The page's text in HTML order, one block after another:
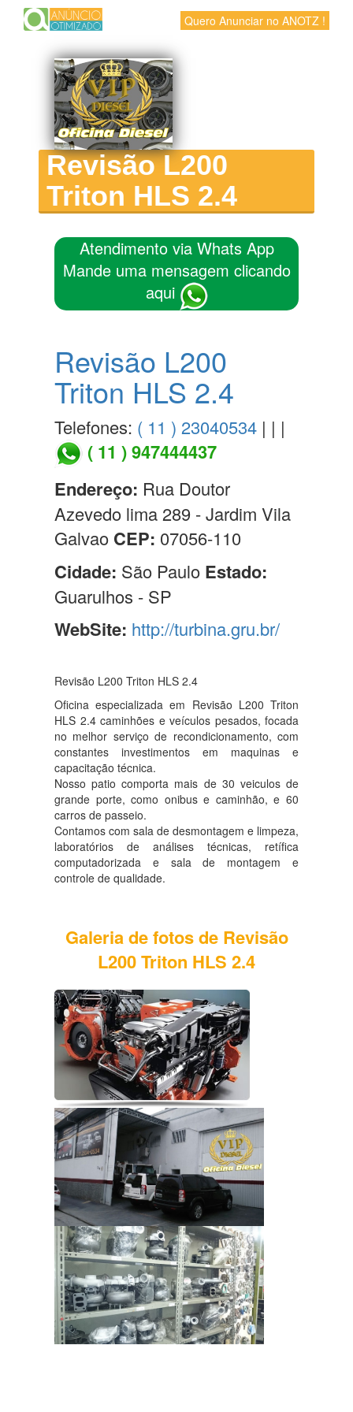
Quero Anunciar no ANOTZ !
Revisão L200
Triton HLS 2.4
Atendimento via Whats App
Mande uma mensagem clicando
aqui
Revisão L200
Triton HLS 2.4
Telefones: ( 11 ) 23040534 | | |
( 11 ) 947444437
Endereço: Rua Doutor
Azevedo lima 289 - Jardim Vila
Galvao CEP: 07056-110
Cidade: São Paulo Estado:
Guarulhos - SP
WebSite: http://turbina.gru.br/
Revisão L200 Triton HLS 2.4
Oficina especializada em Revisão L200 Triton
HLS 2.4 caminhões e veículos pesados, focada
no melhor serviço de recondicionamento, com
constantes investimentos em maquinas e
capacitação técnica.
Nosso patio comporta mais de 30 veiculos de
grande porte, como onibus e caminhão, e 60
carros de passeio.
Contamos com sala de desmontagem e limpeza,
laboratórios de análises técnicas, retífica
computadorizada e sala de montagem e
controle de qualidade.
Galeria de fotos de Revisão
L200 Triton HLS 2.4